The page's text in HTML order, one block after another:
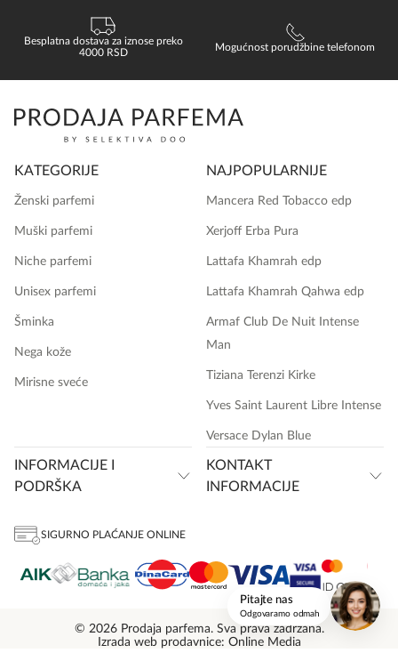
Besplatna dostava za iznose preko
4000 RSD
Mogućnost porudžbine telefonom
KATEGORIJE
Ženski parfemi
Muški parfemi
Niche parfemi
Unisex parfemi
Šminka
Nega kože
Mirisne sveće
NAJPOPULARNIJE
Mancera Red Tobacco edp
Xerjoff Erba Pura
Lattafa Khamrah edp
Lattafa Khamrah Qahwa edp
Armaf Club De Nuit Intense
Man
Tiziana Terenzi Kirke
Yves Saint Laurent Libre Intense
Versace Dylan Blue
INFORMACIJE I
PODRŠKA
KONTAKT
INFORMACIJE
SIGURNO PLAĆANJE ONLINE
© 2026 Prodaja parfema. Sva prava zadržana.
Izrada web prodavnice: Online Media
Pitajte nas
Odgovaramo odmah